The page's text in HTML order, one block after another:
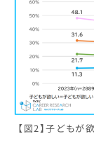
【図2】子どもが